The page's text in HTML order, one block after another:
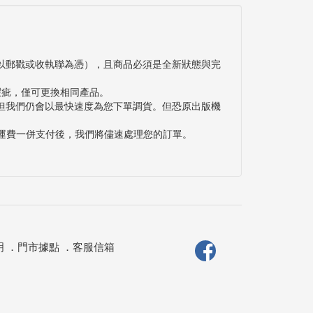
戳或收執聯為憑），且商品必須是全新狀態與完
，僅可更換相同產品。
們仍會以最快速度為您下單調貨。但恐原出版機
一併支付後，我們將儘速處理您的訂單。
． 門市據點． 客服信箱